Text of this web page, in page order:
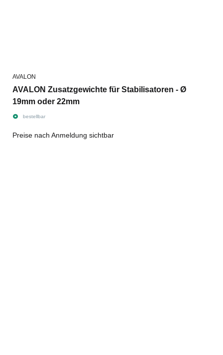
AVALON
AVALON Zusatzgewichte für Stabilisatoren - Ø
19mm oder 22mm
bestellbar
Preise nach Anmeldung sichtbar